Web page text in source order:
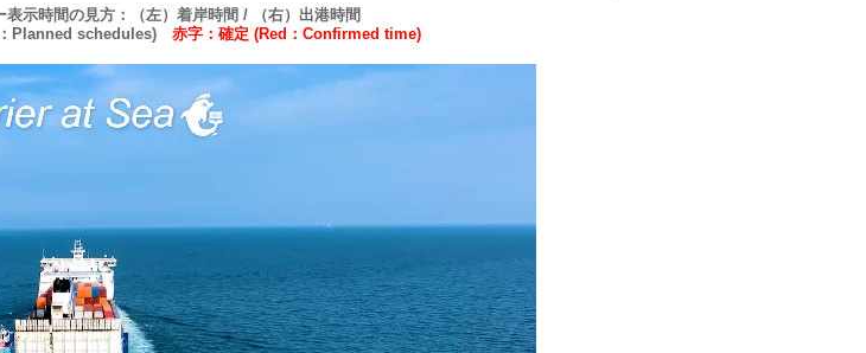
表示時間の見方：（左）着岸時間 / （右）出港時間
Planned schedules) 赤字：確定 (Red：Confirmed time)